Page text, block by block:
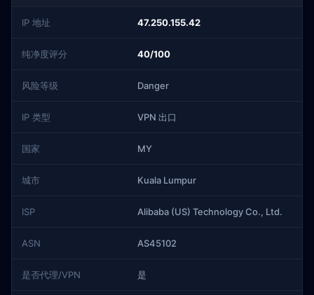
IP 地址 47.250.155.42
纯净度评分 40/100
风险等级 Danger
IP 类型 VPN 出口
国家 MY
城市 Kuala Lumpur
ISP Alibaba (US) Technology Co., Ltd.
ASN AS45102
是否代理/VPN 是